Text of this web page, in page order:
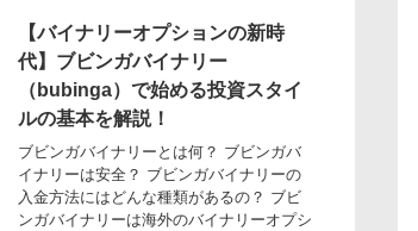
【バイナリーオプションの新時
代】ブビンガバイナリー
（bubinga）で始める投資スタイ
ルの基本を解説！
ブビンガバイナリーとは何？ ブビンガバ
イナリーは安全？ ブビンガバイナリーの
入金方法にはどんな種類があるの？ ブビ
ンガバイナリーは海外のバイナリーオプシ